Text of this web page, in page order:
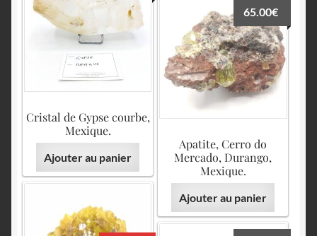
Cristal de Gypse courbe,
Mexique.
Ajouter au panier
Apatite, Cerro do
Mercado, Durango,
Mexique.
65.00€
Ajouter au panier